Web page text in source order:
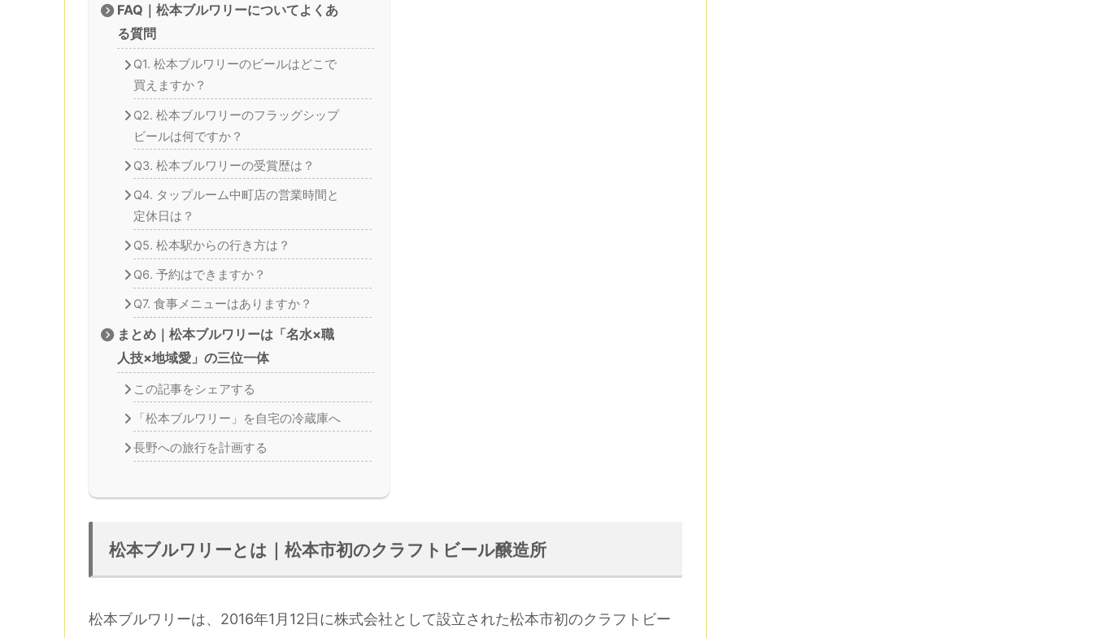
FAQ｜松本ブルワリーについてよくあ
る質問
Q1. 松本ブルワリーのビールはどこで
買えますか？
Q2. 松本ブルワリーのフラッグシップ
ビールは何ですか？
Q3. 松本ブルワリーの受賞歴は？
Q4. タップルーム中町店の営業時間と
定休日は？
Q5. 松本駅からの行き方は？
Q6. 予約はできますか？
Q7. 食事メニューはありますか？
まとめ｜松本ブルワリーは「名水×職
人技×地域愛」の三位一体
この記事をシェアする
「松本ブルワリー」を自宅の冷蔵庫へ
長野への旅行を計画する
松本ブルワリーとは｜松本市初のクラフトビール醸造所
松本ブルワリーは、2016年1月12日に株式会社として設立された松本市初のクラフトビー